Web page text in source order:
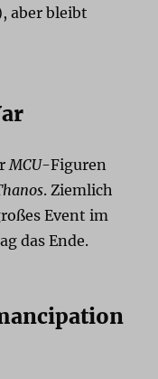
aber bleibt
MCU-Figuren
. Ziemlich
Event im
das Ende.